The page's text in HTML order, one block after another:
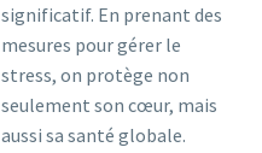
significatif. En prenant des
mesures pour gérer le
stress, on protège non
seulement son cœur, mais
aussi sa santé globale.